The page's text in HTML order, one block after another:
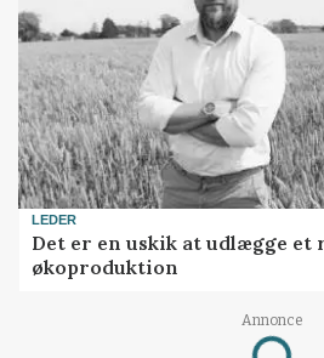
LEDER
Det er en uskik at udlægge et
økoproduktion
Annonce